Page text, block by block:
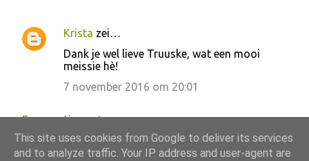
Krista zei…
Dank je wel lieve Truuske, wat een mooi
meissie hè!
7 november 2016 om 20:01
Een reactie posten
This site uses cookies from Google to deliver its services
and to analyze traffic. Your IP address and user-agent are